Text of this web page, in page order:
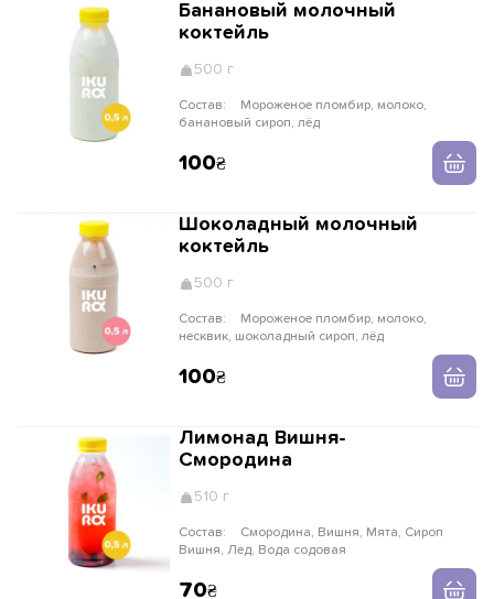
Банановый молочный
коктейль
500 г
Состав:
банановый сироп, лёд
100
Шоколадный молочный
коктейль
500 г
Состав:
несквик, шоколадный сироп, лёд
100
Лимонад Вишня-
Смородина
510 г
Состав:
Вишня, Лед, Вода содовая
70